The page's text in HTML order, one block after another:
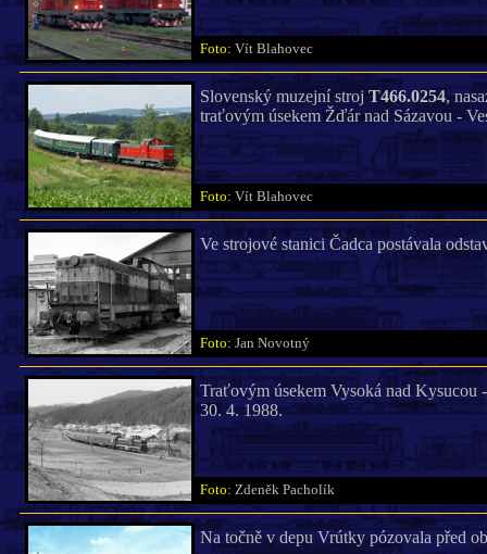
Foto: Vít Blahovec
Slovenský muzejní strojT466.0254,
traťovým úsekem Žďár nad Sázavou -
Foto: Vít Blahovec
Ve strojové stanici Čadca postávala
Foto: Jan Novotný
Traťovým úsekem Vysoká nad
30. 4. 1988.
Foto: Zdeněk Pacholík
Na točně v depu Vrútky pózovala před